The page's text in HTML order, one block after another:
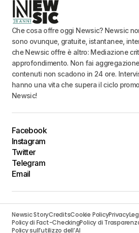
Che cosa offre oggi Newsic? Newsic
sono ovunque, gratuite, istantanee,
che Newsic offre è altro: Mediazione
approfondimento. Non fai
contenuti non scadono in 24 ore.
hanno una vita che supera il ciclo
Newsic!
Facebook
Instagram
Twitter
Telegram
Email
Newsic StoryCreditsCookie PolicyPrivacy
Policy di Fact-CheckingPolicy di
Policy sull’utilizzo dell’AI